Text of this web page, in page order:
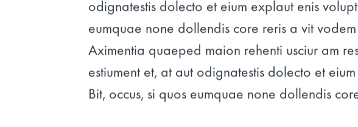
odignatestis dolecto et eium explaut enis
eumquae none dollendis core reris a vit
Aximentia quaeped maion rehenti usciur am
estiument et, at aut odignatestis dolecto et
Bit, occus, si quos eumquae none dollendis